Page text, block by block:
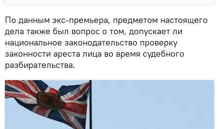
По данным экс-премьера, предметом настоящего
дела также был вопрос о том, допускает ли
национальное законодательство проверку
законности ареста лица во время судебного
разбирательства.